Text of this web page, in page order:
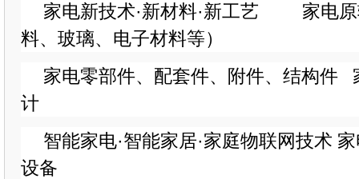
家电新技术·新材料·新工艺 家电原
料、玻璃、电子材料等）
家电零部件、配套件、附件、结构件
计
智能家电·智能家居·家庭物联网技术
设备